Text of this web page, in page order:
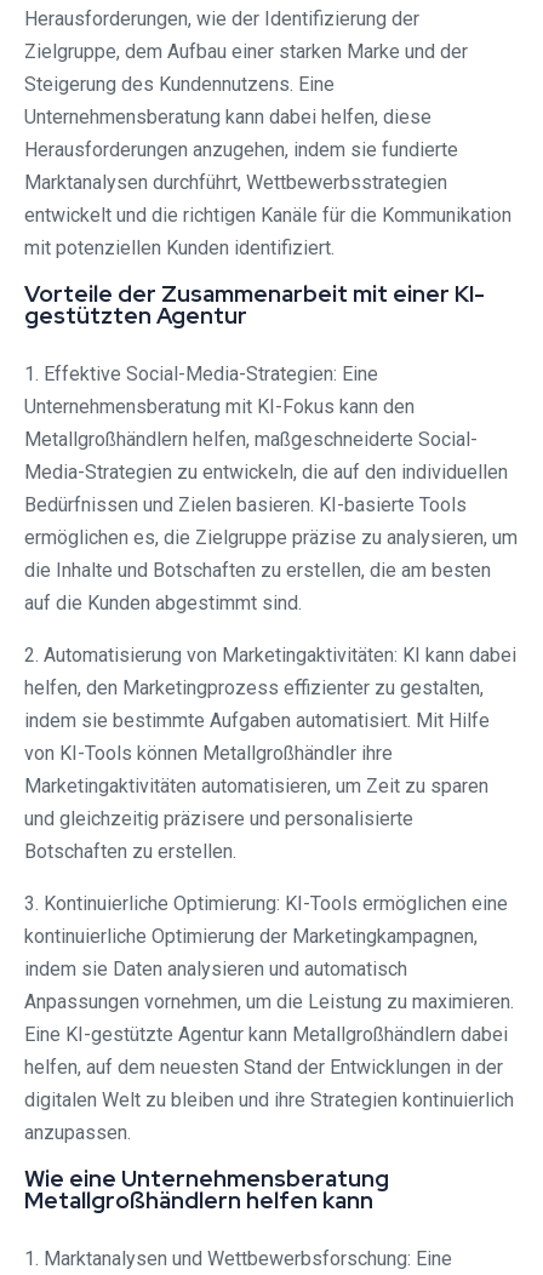
Herausforderungen, wie der Identifizierung der
Zielgruppe, dem Aufbau einer starken Marke und der
Steigerung des Kundennutzens. Eine
Unternehmensberatung kann dabei helfen, diese
Herausforderungen anzugehen, indem sie fundierte
Marktanalysen durchführt, Wettbewerbsstrategien
entwickelt und die richtigen Kanäle für die Kommunikation
mit potenziellen Kunden identifiziert.
Vorteile der Zusammenarbeit mit einer KI-
gestützten Agentur
1. Effektive Social-Media-Strategien: Eine
Unternehmensberatung mit KI-Fokus kann den
Metallgroßhändlern helfen, maßgeschneiderte Social-
Media-Strategien zu entwickeln, die auf den individuellen
Bedürfnissen und Zielen basieren. KI-basierte Tools
ermöglichen es, die Zielgruppe präzise zu analysieren, um
die Inhalte und Botschaften zu erstellen, die am besten
auf die Kunden abgestimmt sind.
2. Automatisierung von Marketingaktivitäten: KI kann dabei
helfen, den Marketingprozess effizienter zu gestalten,
indem sie bestimmte Aufgaben automatisiert. Mit Hilfe
von KI-Tools können Metallgroßhändler ihre
Marketingaktivitäten automatisieren, um Zeit zu sparen
und gleichzeitig präzisere und personalisierte
Botschaften zu erstellen.
3. Kontinuierliche Optimierung: KI-Tools ermöglichen eine
kontinuierliche Optimierung der Marketingkampagnen,
indem sie Daten analysieren und automatisch
Anpassungen vornehmen, um die Leistung zu maximieren.
Eine KI-gestützte Agentur kann Metallgroßhändlern dabei
helfen, auf dem neuesten Stand der Entwicklungen in der
digitalen Welt zu bleiben und ihre Strategien kontinuierlich
anzupassen.
Wie eine Unternehmensberatung
Metallgroßhändlern helfen kann
1. Marktanalysen und Wettbewerbsforschung: Eine